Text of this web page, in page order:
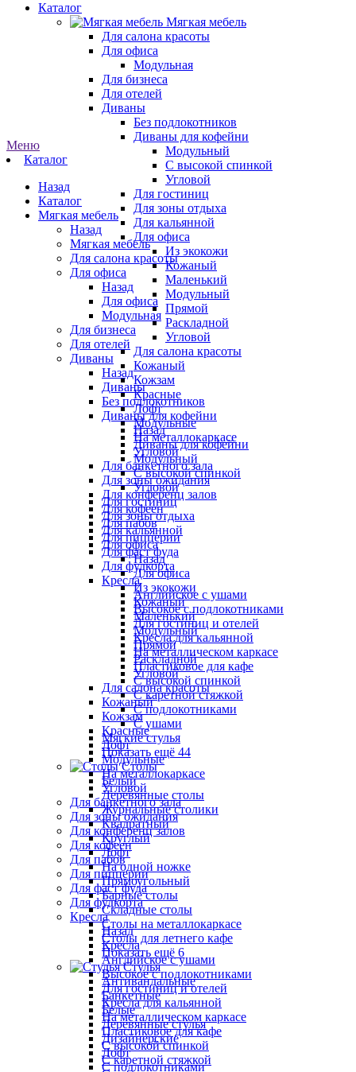
Каталог
Мягкая мебель
Для салона красоты
Для офиса
Модульная
Для бизнеса
Для отелей
Диваны
Без подлокотников
Диваны для кофейни
Модульный
С высокой спинкой
Угловой
Для гостиниц
Для зоны отдыха
Для кальянной
Для офиса
Из экокожи
Кожаный
Маленький
Модульный
Прямой
Раскладной
Угловой
Для салона красоты
Кожаный
Кожзам
Красные
Лофт
Модульные
На металлокаркасе
Угловой
Для банкетного зала
Для зоны ожидания
Для конференц залов
Для кофеен
Для пабов
Для пиццерии
Для фаст фуда
Для фудкорта
Кресла
Английское с ушами
Высокое с подлокотниками
Для гостиниц и отелей
Кресла для кальянной
На металлическом каркасе
Пластиковое для кафе
С высокой спинкой
С каретной стяжкой
С подлокотниками
С ушами
Мягкие стулья
Показать ещё 44
Столы
Белый
Деревянные столы
Журнальные столики
Квадратный
Круглый
Лофт
На одной ножке
Прямоугольный
Барные столы
Складные столы
Столы на металлокаркасе
Столы для летнего кафе
Показать ещё 6
Стулья
Антивандальные
Банкетные
Белые
Деревянные стулья
Дизайнерские
Лофт
С подлокотниками
Меню
Каталог
Назад
Каталог
Мягкая мебель
Назад
Мягкая мебель
Для салона красоты
Для офиса
Назад
Для офиса
Модульная
Для бизнеса
Для отелей
Диваны
Назад
Диваны
Без подлокотников
Диваны для кофейни
Назад
Диваны для кофейни
Модульный
С высокой спинкой
Угловой
Для гостиниц
Для зоны отдыха
Для кальянной
Для офиса
Назад
Для офиса
Из экокожи
Кожаный
Маленький
Модульный
Прямой
Раскладной
Угловой
Для салона красоты
Кожаный
Кожзам
Красные
Лофт
Модульные
На металлокаркасе
Угловой
Для банкетного зала
Для зоны ожидания
Для конференц залов
Для кофеен
Для пабов
Для пиццерии
Для фаст фуда
Для фудкорта
Кресла
Назад
Кресла
Английское с ушами
Высокое с подлокотниками
Для гостиниц и отелей
Кресла для кальянной
На металлическом каркасе
Пластиковое для кафе
С высокой спинкой
С каретной стяжкой